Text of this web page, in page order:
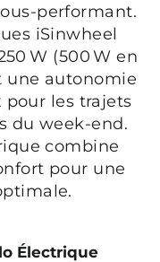
performant.
iSinwheel
W (500 W en
une autonomie
pour les trajets
du week-end.
combine
pour une
Électrique